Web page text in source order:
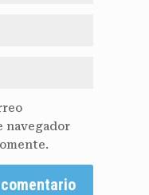
navegador